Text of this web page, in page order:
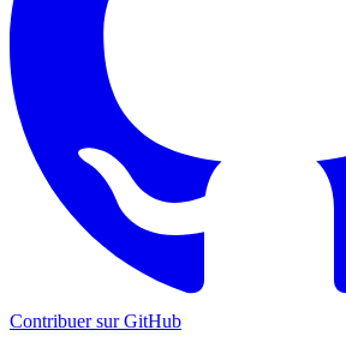
Contribuer sur GitHub